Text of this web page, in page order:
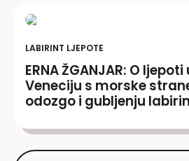
LABIRINT LJEPOTE
ERNA ŽGANJAR: O
Veneciju s morske
odozgo i gubljenju